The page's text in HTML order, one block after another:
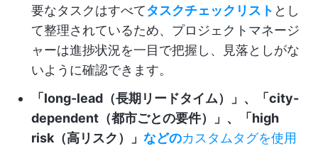
要なタスクはすべてタスクチェックリスト とし
て整理されているため、プロジェクトマネージ
ャーは進捗状況を一目で把握し、見落としがな
いように確認できます。
「long-lead（長期リードタイム）」、「city-
dependent（都市ごとの要件）」、「high
risk（高リスク）」 などのカスタムタグを使用